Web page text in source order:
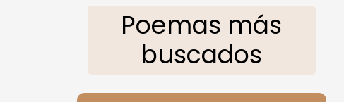
Poemas más
buscados